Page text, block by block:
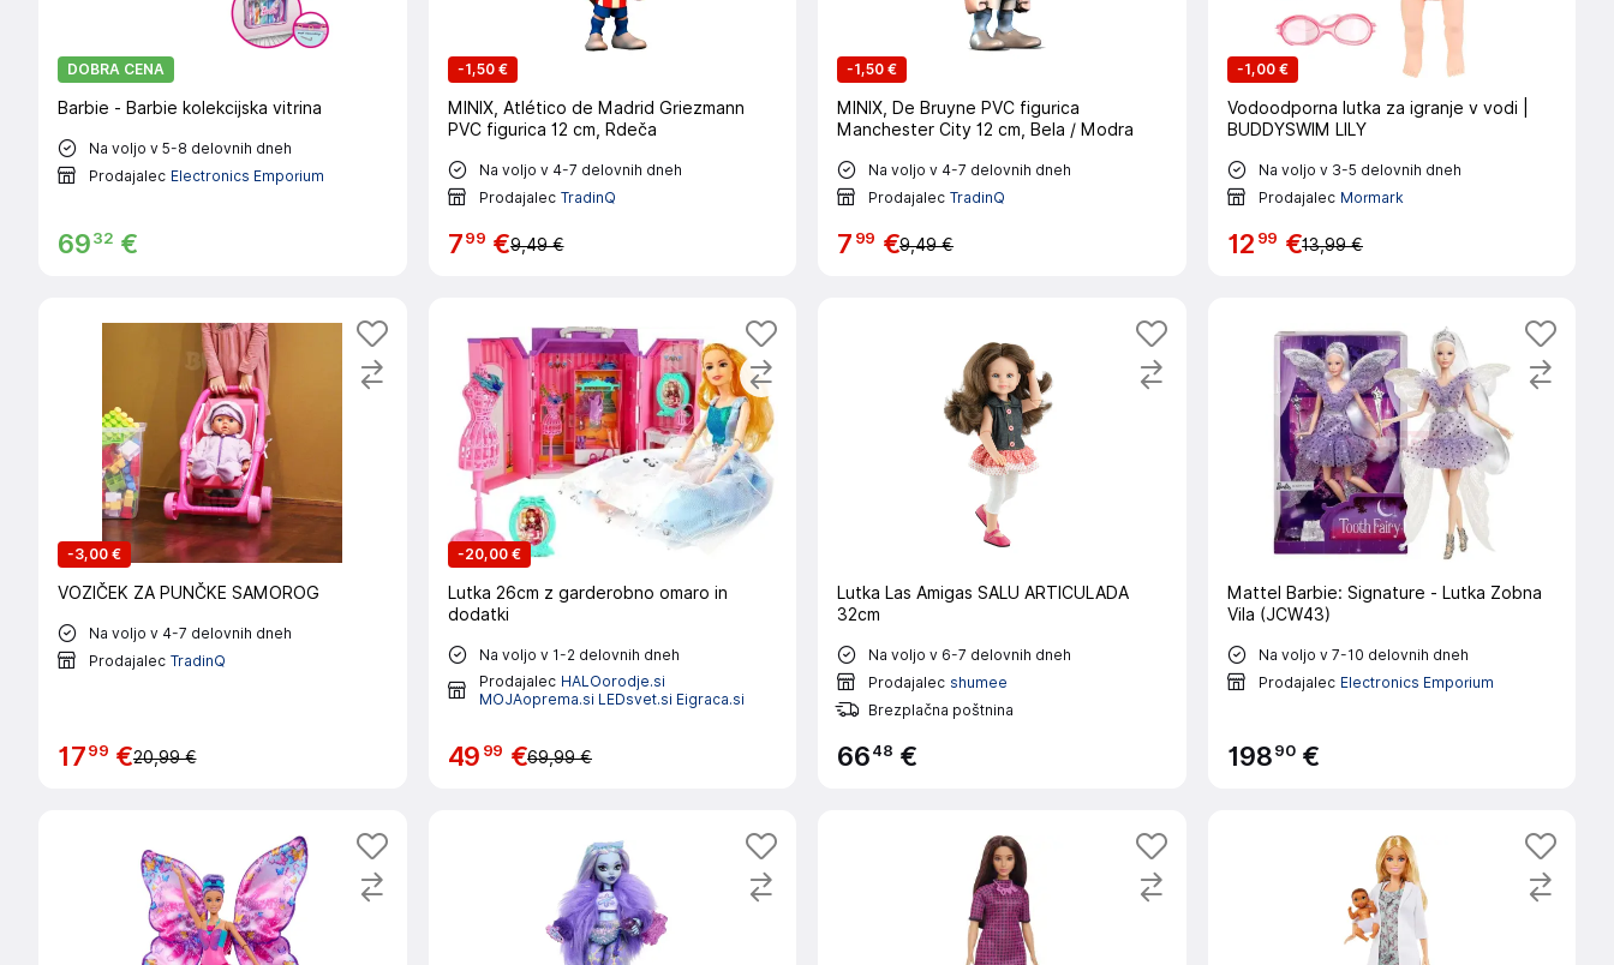
DOBRA CENA
Barbie - Barbie kolekcijska vitrina
Na voljo v 5-8 delovnih dneh
Prodajalec Electronics Emporium
6932 €
-1,50 €
MINIX, Atlético de Madrid Griezmann
PVC figurica 12 cm, Rdeča
Na voljo v 4-7 delovnih dneh
Prodajalec TradinQ
799 €9,49 €
-1,50 €
MINIX, De Bruyne PVC figurica
Manchester City 12 cm, Bela / Modra
Na voljo v 4-7 delovnih dneh
Prodajalec TradinQ
7 99 €9,49 €
-1,00 €
Vodoodporna lutka za igranje v vodi |
BUDDYSWIM LILY
Na voljo v 3-5 delovnih dneh
Prodajalec Mormark
12 99 €13,99 €
-3,00 €
VOZIČEK ZA PUNČKE SAMOROG
Na voljo v 4-7 delovnih dneh
Prodajalec TradinQ
1799 €20,99 €
-20,00 €
Lutka 26cm z garderobno omaro in
dodatki
Na voljo v 1-2 delovnih dneh
Prodajalec HALOorodje.si
MOJAoprema.si LEDsvet.si Eigraca.si
49 99 €69,99 €
Lutka Las Amigas SALU ARTICULADA
32cm
Na voljo v 6-7 delovnih dneh
Prodajalec shumee
Brezplačna poštnina
6648 €
Mattel Barbie: Signature - Lutka Zobna
Vila (JCW43)
Na voljo v 7-10 delovnih dneh
Prodajalec Electronics Emporium
19890 €